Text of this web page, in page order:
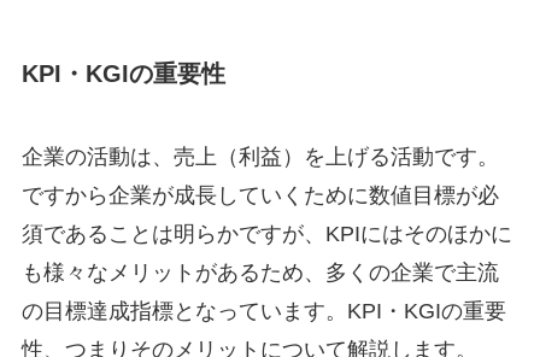
KPI・KGIの重要性
企業の活動は、売上（利益）を上げる活動です。
ですから企業が成長していくために数値目標が必
須であることは明らかですが、KPIにはそのほかに
も様々なメリットがあるため、多くの企業で主流
の目標達成指標となっています。KPI・KGIの重要
性、つまりそのメリットについて解説します。